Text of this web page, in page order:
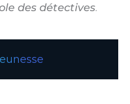
des détectives.